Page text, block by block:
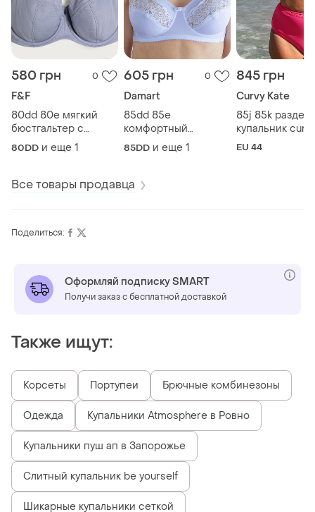
580 грн 0
F&F
80dd 80e мягкий
бюстгальтер с
полной чашкой в
рубчик
80DD и еще 1
605 грн 0
Damart
85dd 85e
комфортный
поддерживающий
бюстгальтер без
85DD и еще 1
845 грн
Curvy Kate
85j 85k
купальник
бюст балконет
EU 44
Все товары продавца
Поделиться:
Оформляй подписку SMART
Получи заказ с бесплатной доставкой
Также ищут:
Корсеты Портупеи Брючные комбинезоны
Одежда Купальники Atmosphere в Ровно
Купальники пуш ап в Запорожье
Слитный купальник be yourself
Шикарные купальники сеткой